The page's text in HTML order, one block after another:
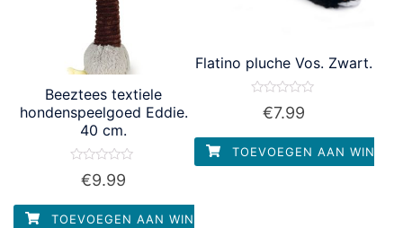
Beeztees textiele
hondenspeelgoed Eddie.
40 cm.
Waardering
5
€9.99
TOEVOEGEN AAN WINKELWAGEN
Flatino pluche Vos. Zwart.
Waardering
5
€7.99
TOEVOEGEN AAN